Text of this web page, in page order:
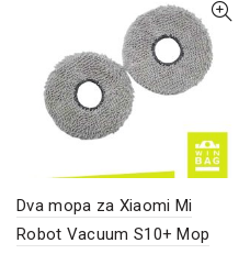
Dva mopa za Xiaomi Mi
Robot Vacuum S10+ Mop